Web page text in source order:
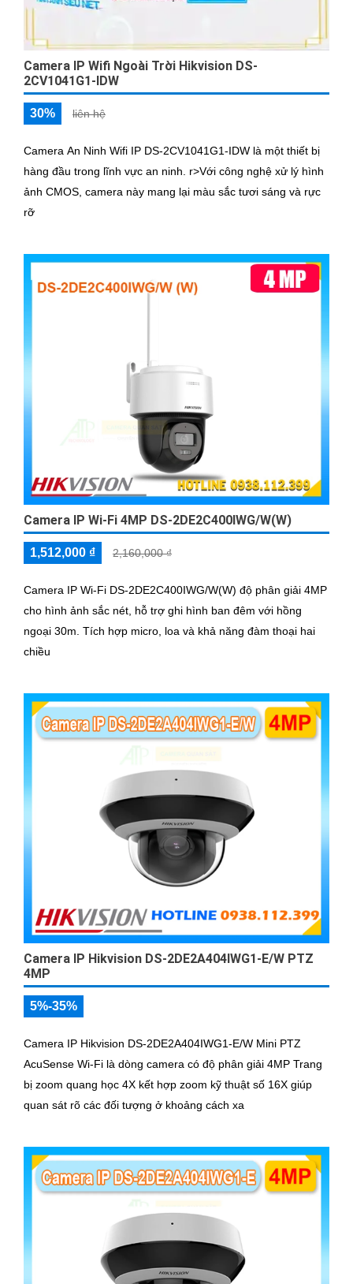
Camera IP Wifi Ngoài Trời Hikvision DS-
2CV1041G1-IDW
30% liên hệ
Camera An Ninh Wifi IP DS-2CV1041G1-IDW là một thiết bị
hàng đầu trong lĩnh vực an ninh. r>Với công nghệ xử lý hình
ảnh CMOS, camera này mang lại màu sắc tươi sáng và rực
rỡ
Camera IP Wi-Fi 4MP DS-2DE2C400IWG/W(W)
1,512,000 ₫ 2,160,000 ₫
Camera IP Wi-Fi DS-2DE2C400IWG/W(W) độ phân giải 4MP
cho hình ảnh sắc nét, hỗ trợ ghi hình ban đêm với hồng
ngoại 30m. Tích hợp micro, loa và khả năng đàm thoại hai
chiều
Camera IP Hikvision DS-2DE2A404IWG1-E/W PTZ
4MP
5%-35%
Camera IP Hikvision DS-2DE2A404IWG1-E/W Mini PTZ
AcuSense Wi-Fi là dòng camera có độ phân giải 4MP Trang
bị zoom quang học 4X kết hợp zoom kỹ thuật số 16X giúp
quan sát rõ các đối tượng ở khoảng cách xa